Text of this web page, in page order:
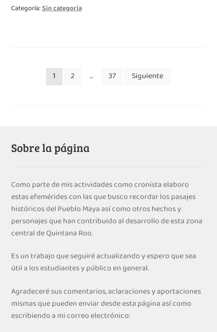
Categoría:Sin categoría
Paginación
1 2 … 37 Siguiente
Sobre la página
Como parte de mis actividades como cronista elaboro
estas efemérides con las que busco recordar los pasajes
históricos del Pueblo Maya así como otros hechos y
personajes que han contribuido al desarrollo de esta zona
central de Quintana Roo.
Es un trabajo que seguiré actualizando y espero que sea
útil a los estudiantes y público en general.
Agradeceré sus comentarios, aclaraciones y aportaciones
mismas que pueden enviar desde esta página así como
escribiendo a mi correo electrónico: